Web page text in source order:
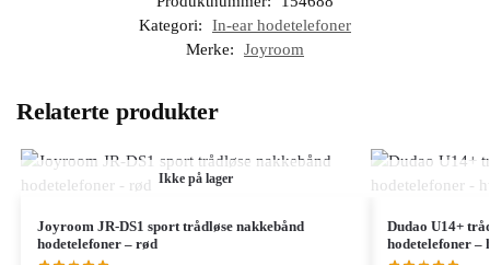
Kategori:
In-ear hodetelefoner
Merke:
Joyroom
Relaterte produkter
Ikke på lager
Joyroom JR-DS1 sport trådløse nakkebånd
hodetelefoner – rød
Dudao U14+
hodetelefoner –